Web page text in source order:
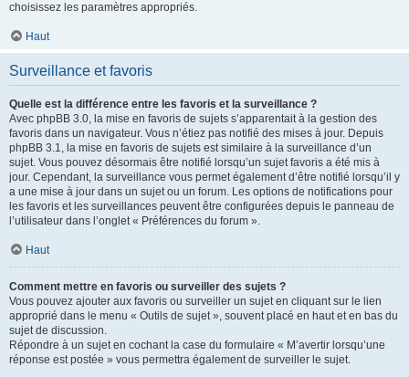
choisissez les paramètres appropriés.
Haut
Surveillance et favoris
Quelle est la différence entre les favoris et la surveillance ?
Avec phpBB 3.0, la mise en favoris de sujets s’apparentait à la gestion des
favoris dans un navigateur. Vous n’étiez pas notifié des mises à jour. Depuis
phpBB 3.1, la mise en favoris de sujets est similaire à la surveillance d’un
sujet. Vous pouvez désormais être notifié lorsqu’un sujet favoris a été mis à
jour. Cependant, la surveillance vous permet également d’être notifié lorsqu’il y
a une mise à jour dans un sujet ou un forum. Les options de notifications pour
les favoris et les surveillances peuvent être configurées depuis le panneau de
l’utilisateur dans l’onglet « Préférences du forum ».
Haut
Comment mettre en favoris ou surveiller des sujets ?
Vous pouvez ajouter aux favoris ou surveiller un sujet en cliquant sur le lien
approprié dans le menu « Outils de sujet », souvent placé en haut et en bas du
sujet de discussion.
Répondre à un sujet en cochant la case du formulaire « M’avertir lorsqu’une
réponse est postée » vous permettra également de surveiller le sujet.